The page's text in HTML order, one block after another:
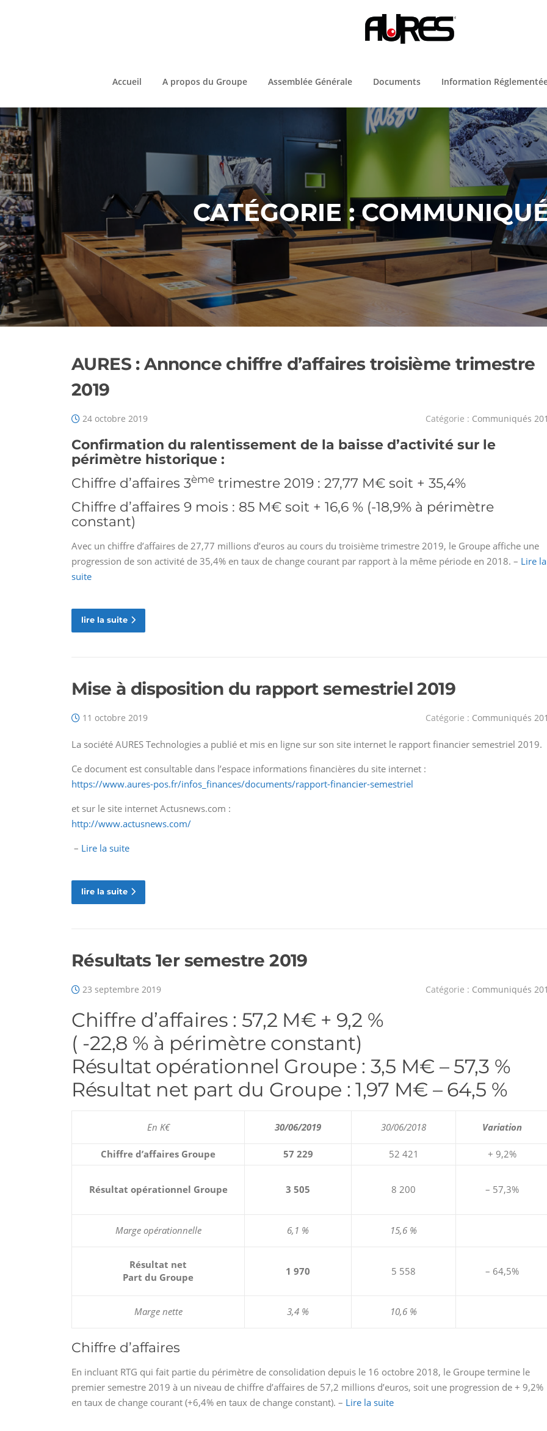
Accueil A propos du Groupe Assemblée Générale Documents Information
CATÉGORIE :
AURES : Annonce chiffre d’affaires troisième trimestre
2019
24 octobre 2019 Catégorie : Communiqués
Confirmation du ralentissement de la baisse d’activité sur le
périmètre historique :
Chiffre d’affaires 3ème trimestre 2019 : 27,77 M€ soit + 35,4%
Chiffre d’affaires 9 mois : 85 M€ soit + 16,6 % (-18,9% à périmètre
constant)
Avec un chiffre d’affaires de 27,77 millions d’euros au cours du troisième trimestre 2019, le Groupe affiche une
progression de son activité de 35,4% en taux de change courant par rapport à la même période en 2018. – Lire la
suite
lire la suite
Mise à disposition du rapport semestriel 2019
11 octobre 2019 Catégorie : Communiqués
La société AURES Technologies a publié et mis en ligne sur son site internet le rapport financier semestriel 2019.
Ce document est consultable dans l’espace informations financières du site internet :
https://www.aures-pos.fr/infos_finances/documents/rapport-financier-semestriel
et sur le site internet Actusnews.com :
http://www.actusnews.com/
– Lire la suite
lire la suite
Résultats 1er semestre 2019
23 septembre 2019 Catégorie : Communiqués
Chiffre d’affaires : 57,2 M€ + 9,2 %
( -22,8 % à périmètre constant)
Résultat opérationnel Groupe : 3,5 M€ – 57,3 %
Résultat net part du Groupe : 1,97 M€ – 64,5 %
En K€ 30/06/2019 30/06/2018 Variation
Chiffre d’affaires Groupe 57 229 52 421 + 9,2%
Résultat opérationnel Groupe 3 505 8 200 – 57,3%
Marge opérationnelle 6,1 % 15,6 %
Résultat net
Part du Groupe
1 970 5 558 – 64,5%
Marge nette 3,4 % 10,6 %
Chiffre d’affaires
En incluant RTG qui fait partie du périmètre de consolidation depuis le 16 octobre 2018, le Groupe termine le
premier semestre 2019 à un niveau de chiffre d’affaires de 57,2 millions d’euros, soit une progression de + 9,2%
en taux de change courant (+6,4% en taux de change constant). – Lire la suite